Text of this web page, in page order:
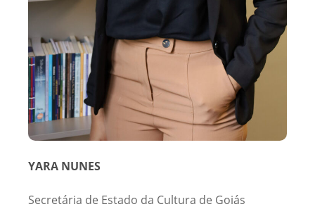
YARA NUNES
Secretária de Estado da Cultura de Goiás